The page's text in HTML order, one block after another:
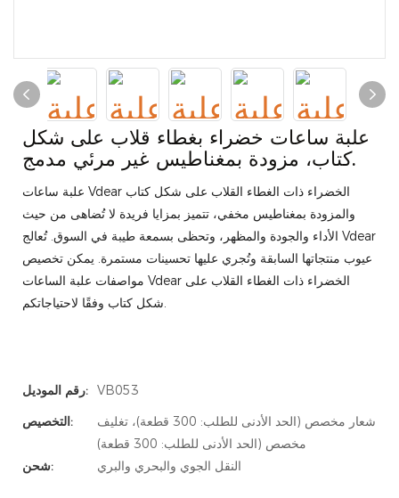
علبة ساعات خضراء بغطاء قلاب على شكل
كتاب، مزودة بمغناطيس غير مرئي مدمج.
علبة ساعات Vdear الخضراء ذات الغطاء القلاب على شكل كتاب
والمزودة بمغناطيس مخفي، تتميز بمزايا فريدة لا تُضاهى من حيث
الأداء والجودة والمظهر، وتحظى بسمعة طيبة في السوق. تُعالج Vdear
عيوب منتجاتها السابقة وتُجري عليها تحسينات مستمرة. يمكن تخصيص
مواصفات علبة الساعات Vdear الخضراء ذات الغطاء القلاب على
شكل كتاب وفقًا لاحتياجاتكم.
رقم الموديل: VB053
التخصيص:
شعار مخصص (الحد الأدنى للطلب: 300 قطعة)، تغليف
مخصص (الحد الأدنى للطلب: 300 قطعة)
شحن:
النقل الجوي والبحري والبري